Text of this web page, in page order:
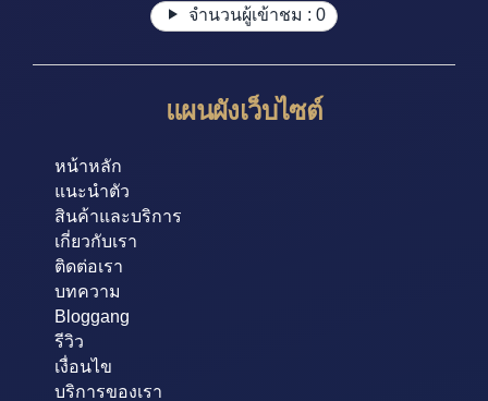
จำนวนผู้เข้าชม : 0
แผนผังเว็บไซต์
หน้าหลัก
แนะนำตัว
สินค้าและบริการ
เกี่ยวกับเรา
ติดต่อเรา
บทความ
Bloggang
รีวิว
เงื่อนไข
บริการของเรา